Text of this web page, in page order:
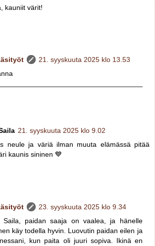
kauniit värit!
21. syyskuuta 2025 klo 13.53
21. syyskuuta 2025 klo 9.02
neule ja väriä ilman muuta elämässä pitää
kaunis sininen 💙
23. syyskuuta 2025 klo 9.34
Saila, paidan saaja on vaalea, ja hänelle
käy todella hyvin. Luovutin paidan eilen ja
kun paita oli juuri sopiva. Ikinä en